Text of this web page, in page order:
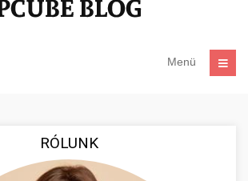
Menü
RÓLUNK